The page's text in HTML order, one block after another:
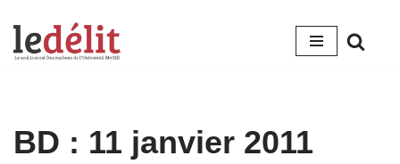
Aller
BD : 11 janvier 2011